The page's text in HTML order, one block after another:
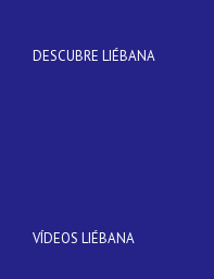
DESCUBRE LIÉBANA
VÍDEOS LIÉBANA